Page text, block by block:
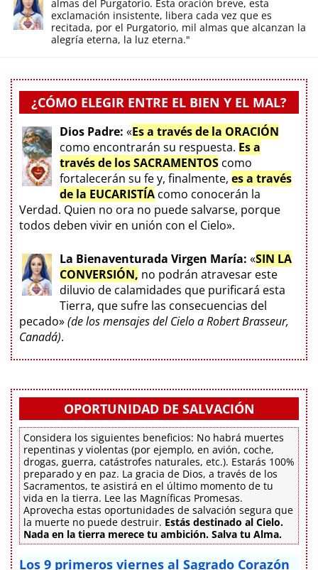
almas del Purgatorio. Esta oración breve, esta
exclamación insistente, libera cada vez que es
recitada, por el Purgatorio, mil almas que alcanzan la
alegría eterna, la luz eterna."
¿CÓMO ELEGIR ENTRE EL BIEN Y EL MAL?
Dios Padre: «Es a través de la ORACIÓN
como encontrarán su respuesta. Es a
través de los SACRAMENTOS como
fortalecerán su fe y, finalmente, es a través
de la EUCARISTÍA como conocerán la
Verdad. Quien no ora no puede salvarse, porque
todos deben vivir en unión con el Cielo».
La Bienaventurada Virgen María: «SIN LA
CONVERSIÓN, no podrán atravesar este
diluvio de calamidades que purificará esta
Tierra, que sufre las consecuencias del
pecado»(de los mensajes del Cielo a Robert Brasseur,
Canadá).
OPORTUNIDAD DE SALVACIÓN
Considera los siguientes beneficios: No habrá muertes
repentinas y violentas (por ejemplo, en avión, coche,
drogas, guerra, catástrofes naturales, etc.). Estarás 100%
preparado y en paz. La gracia de Dios, a través de los
Sacramentos, te asistirá en el último momento de tu
vida en la tierra. Lee las Magníficas Promesas.
Aprovecha estas oportunidades de salvación segura que
la muerte no puede destruir. Estás destinado al Cielo.
Nada en la tierra merece tu ambición. Salva tu Alma.
Los 9 primeros viernes al Sagrado Corazón